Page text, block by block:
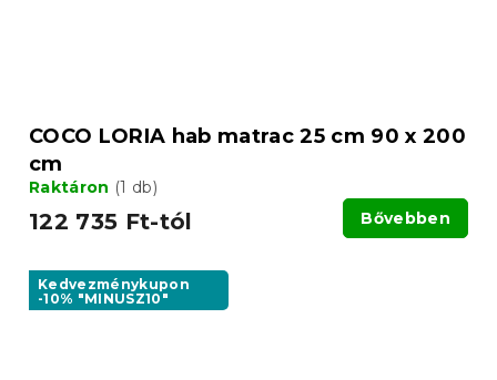
COCO LORIA hab matrac 25 cm 90 x 200
cm
Raktáron (1 db)
122 735 Ft-tól Bővebben
Kedvezménykupon
-10% "MINUSZ10"